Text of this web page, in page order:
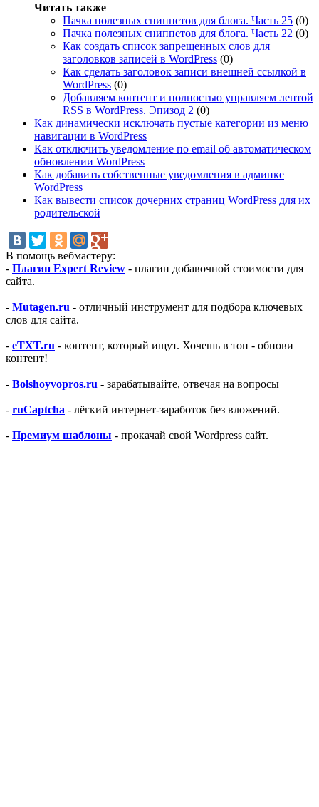
Читать также
Пачка полезных сниппетов для блога. Часть 25 (0)
Пачка полезных сниппетов для блога. Часть 22 (0)
Как создать список запрещенных слов для
заголовков записей в WordPress (0)
Как сделать заголовок записи внешней ссылкой в
WordPress (0)
Добавляем контент и полностью управляем лентой
RSS в WordPress. Эпизод 2 (0)
Как динамически исключать пустые категории из меню
навигации в WordPress
Как отключить уведомление по email об автоматическом
обновлении WordPress
Как добавить собственные уведомления в админке
WordPress
Как вывести список дочерних страниц WordPress для их
родительской
В помощь вебмастеру:
- Плагин Expert Review - плагин добавочной стоимости для
сайта.
- Mutagen.ru - отличный инструмент для подбора ключевых
слов для сайта.
- eTXT.ru - контент, который ищут. Хочешь в топ - обнови
контент!
- Bolshoyvopros.ru - зарабатывайте, отвечая на вопросы
- ruCaptcha - лёгкий интернет-заработок без вложений.
- Премиум шаблоны - прокачай свой Wordpress сайт.